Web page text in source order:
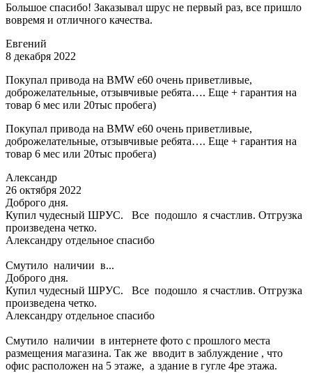
Большое спасибо! Заказывал шрус не первый раз, все пришло
вовремя и отличного качества.
Евгений
8 декабря 2022
Покупал привода на BMW e60 очень приветливые,
доброжелательные, отзывчивые ребята…. Еще + гарантия на
товар 6 мес или 20тыс пробега)
Покупал привода на BMW e60 очень приветливые,
доброжелательные, отзывчивые ребята…. Еще + гарантия на
товар 6 мес или 20тыс пробега)
Александр
26 октября 2022
Доброго дня.
Купил чудесный ШРУС. Все подошло я счастлив. Отгрузка
произведена четко.
Александру отдельное спасибо
Смутило наличии в...
Доброго дня.
Купил чудесный ШРУС. Все подошло я счастлив. Отгрузка
произведена четко.
Александру отдельное спасибо
Смутило наличии в интернете фото с прошлого места
размещения магазина. Так же вводит в заблуждение , что
офис расположен на 5 этаже, а здание в гугле 4ре этажа.